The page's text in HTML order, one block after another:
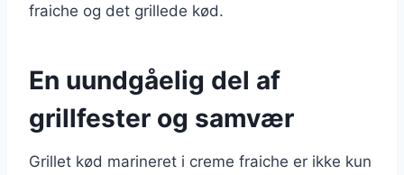
fraiche og det grillede kød.
En uundgåelig del af
grillfester og samvær
Grillet kød marineret i creme fraiche er ikke kun